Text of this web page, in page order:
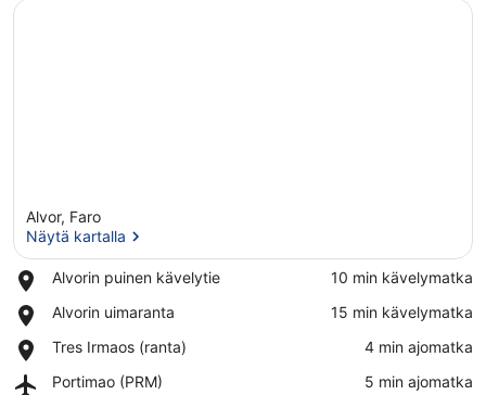
Alvor, Faro
Näytä kartalla
Alvorin puinen kävelytie
Place,
puinen
‪10 min kävelymatka‬
Alvorin uimaranta
Place,
uimaranta
‪15 min kävelymatka‬
Tres Irmaos (ranta)
Place,
Irmaos
‪4 min ajomatka‬
Portimao (PRM)
Airport,
‪5 min ajomatka‬